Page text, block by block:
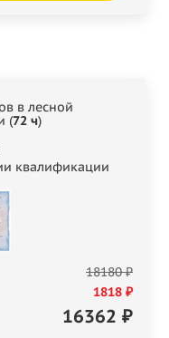
в лесной
(72 ч)
квалификации
18180 ₽
1818 ₽
16362 ₽